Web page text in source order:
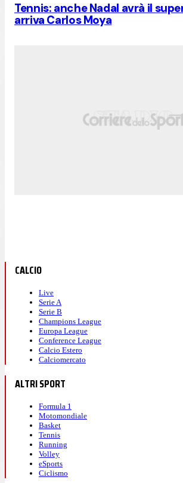
Tennis: anche Nadal avrà il
arriva Carlos Moya
CALCIO
Live
Serie A
Serie B
Champions League
Europa League
Conference League
Calcio Estero
Calciomercato
ALTRI SPORT
Formula 1
Motomondiale
Basket
Tennis
Running
Volley
eSports
Ciclismo